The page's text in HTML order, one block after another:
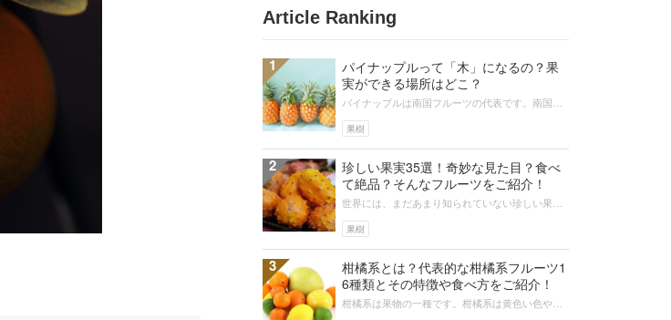
Article Ranking
1
果樹
パイナップルって「木」になるの？果
実ができる場所はどこ？
パイナップルは南国フルーツの代表です。南国フ
イナップルの画像は見かけられません...
2
果樹
珍しい果実35選！奇妙な見た目？食べ
て絶品？そんなフルーツをご紹介！
世界には、まだあまり知られていない珍しい果物
チックなにおい、トロピカルな味わい...
3
柑橘系とは？代表的な柑橘系フルーツ1
6種類とその特徴や食べ方をご紹介！
柑橘系は果物の一種です。柑橘系は黄色い色やオ